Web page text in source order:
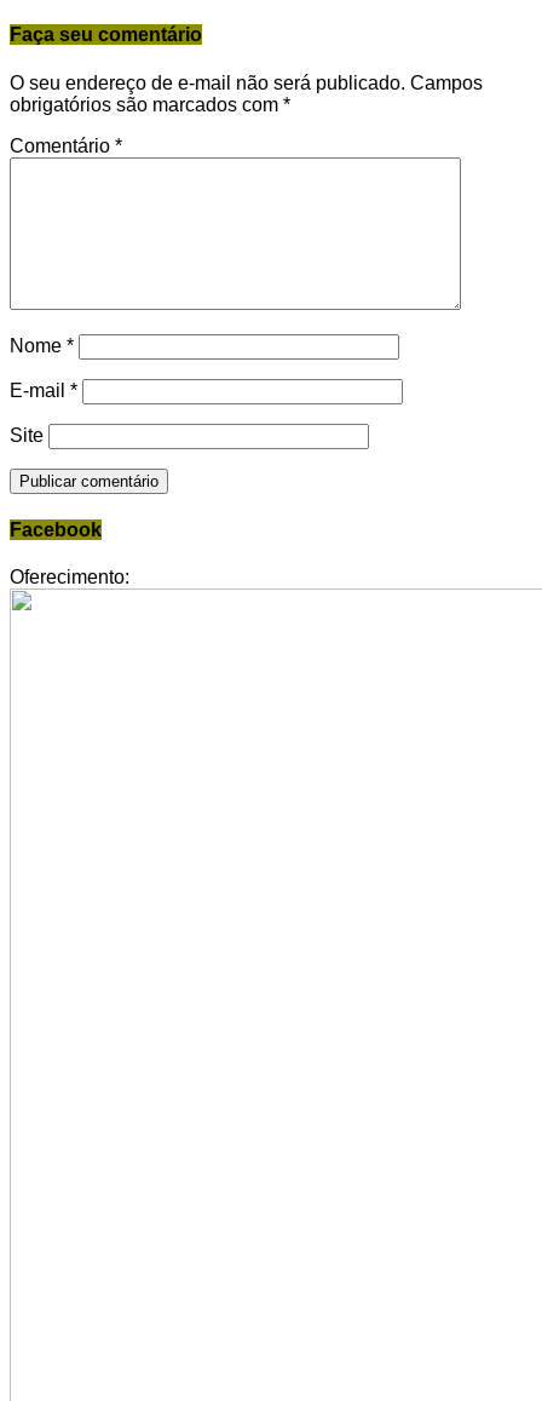
Faça seu comentário
O seu endereço de e-mail não será publicado. Campos
obrigatórios são marcados com *
Comentário *
Nome *
E-mail *
Site
Facebook
Oferecimento: